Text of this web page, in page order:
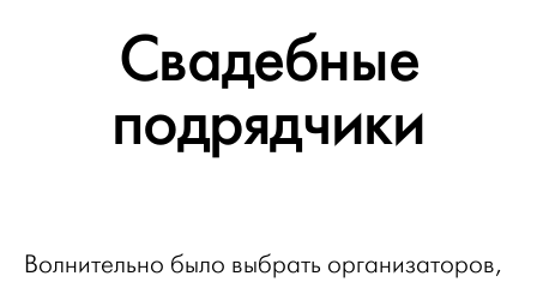
Свадебные
подрядчики
Волнительно было выбрать организаторов,